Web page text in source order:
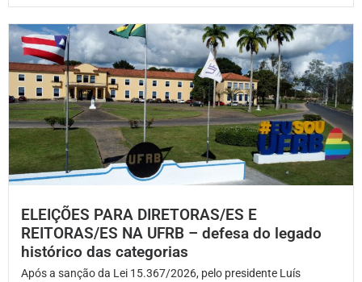
ELEIÇÕES PARA DIRETORAS/ES E
REITORAS/ES NA UFRB – defesa do legado
histórico das categorias
Após a sanção da Lei 15.367/2026, pelo presidente Luís